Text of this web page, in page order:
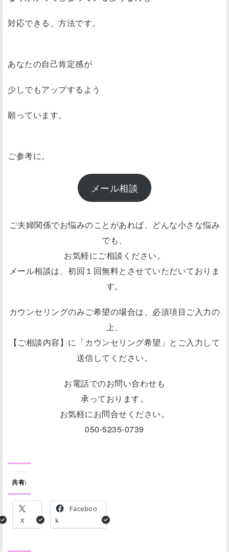
対応できる、方法です。
あなたの自己肯定感が
少しでもアップするよう
願っています。
ご参考に。
メール相談
ご夫婦関係でお悩みのことがあれば、どんな小さな悩み
でも、
お気軽にご相談ください。
メール相談は、初回１回無料とさせていただいておりま
す。
カウンセリングのみご希望の場合は、必須項目ご入力の
上、
【ご相談内容】に「カウンセリング希望」とご入力して
送信してください。
お電話でのお問い合わせも
承っております。
お気軽にお問合せください。
050-5235-0739
共有:
X
Faceboo
k